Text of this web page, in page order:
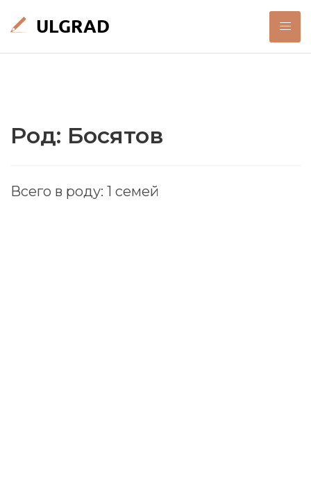
Род: Босятов
Всего в роду: 1 семей